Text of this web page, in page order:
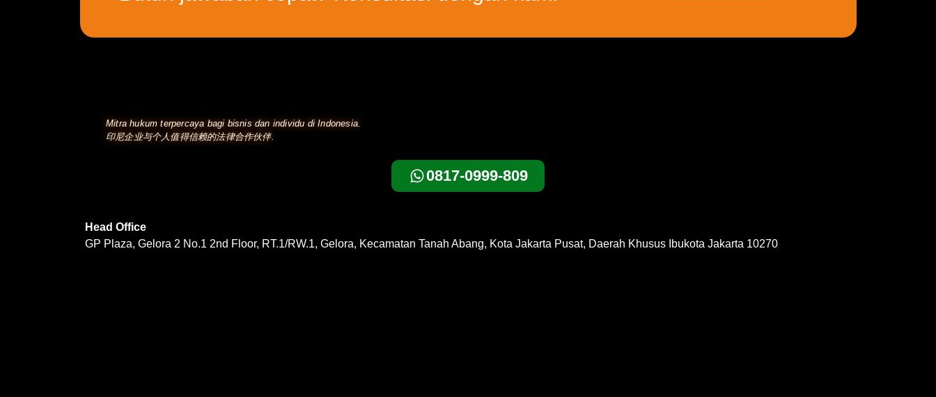
Mitra hukum terpercaya bagi bisnis dan individu di Indonesia.
印尼企业与个人值得信赖的法律合作伙伴.
0817-0999-809
Head Office
GP Plaza, Gelora 2 No.1 2nd Floor, RT.1/RW.1, Gelora, Kecamatan Tanah Abang, Kota Jakarta Pusat, Daerah Khusus Ibukota Jakarta 10270